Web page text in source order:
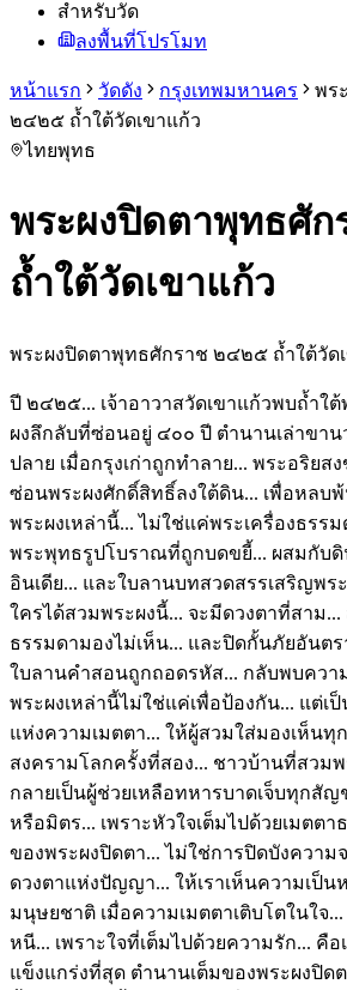
สำหรับวัด
ลงพื้นที่โปรโมท
หน้าแรก วัดดัง กรุงเทพมหานคร
พร
๒๔๒๕ ถ้ำใต้วัดเขาแก้ว
ไทยพุทธ
พระผงปิดตาพุทธศั
ถ้ำใต้วัดเขาแก้ว
พระผงปิดตาพุทธศักราช ๒๔๒๕ ถ้ำใต้วัด
ปี ๒๔๒๕... เจ้าอาวาสวัดเขาแก้วพบถ้ำใต้
ผงลึกลับที่ซ่อนอยู่ ๔๐๐ ปี ตำนานเล่าขาน
ปลาย เมื่อกรุงเก่าถูกทำลาย... พระอริยส
ซ่อนพระผงศักดิ์สิทธิ์ลงใต้ดิน... เพื่อหลบ
พระผงเหล่านี้... ไม่ใช่แค่พระเครื่องธรรม
พระพุทธรูปโบราณที่ถูกบดขยี้... ผสมกับ
อินเดีย... และใบลานบทสวดสรรเสริญพร
ใครได้สวมพระผงนี้... จะมีดวงตาที่สาม
ธรรมดามองไม่เห็น... และปิดกั้นภัยอันตร
ใบลานคำสอนถูกถอดรหัส... กลับพบควา
พระผงเหล่านี้ไม่ใช่แค่เพื่อป้องกัน... แต่เ
แห่งความเมตตา... ให้ผู้สวมใส่มองเห็นทุ
สงครามโลกครั้งที่สอง... ชาวบ้านที่สวม
กลายเป็นผู้ช่วยเหลือทหารบาดเจ็บทุกสัญ
หรือมิตร... เพราะหัวใจเต็มไปด้วยเมตต
ของพระผงปิดตา... ไม่ใช่การปิดบังความ
ดวงตาแห่งปัญญา... ให้เราเห็นความเป็น
มนุษยชาติ เมื่อความเมตตาเติบโตในใจ
หนี... เพราะใจที่เต็มไปด้วยความรัก... คือ
แข็งแกร่งที่สุด ตำนานเต็มของพระผงปิดต